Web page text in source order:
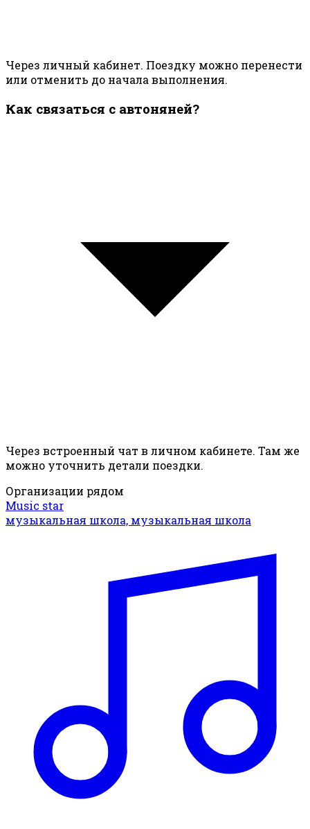
Через личный кабинет. Поездку можно перенести
или отменить до начала выполнения.
Как связаться с автоняней?
Через встроенный чат в личном кабинете. Там же
можно уточнить детали поездки.
Организации рядом
Music star
музыкальная школа, музыкальная школа